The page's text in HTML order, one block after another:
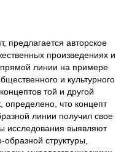
предлагается авторское
произведениях и
линии на примере
и культурного
той и другой
определено, что концепт
линии получил свое
исследования выявляют
структуры,